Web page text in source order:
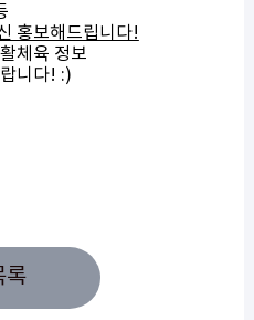
홍보해드립니다!
체육 정보
니다! :)
록